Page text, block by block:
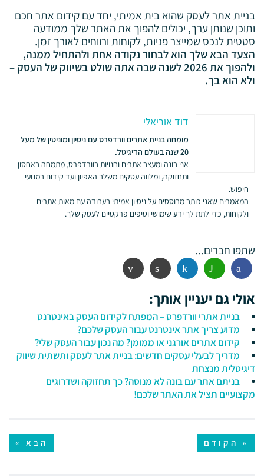
בניית אתר לעסק שהוא בית אמיתי, יחד עם קידום אתר חכם
ותוכן שנותן ערך, יכולים להפוך את האתר שלך ממודעה
סטטית לנכס שמייצר פניות, לקוחות ורווחים לאורך זמן.
הצעד הבא שלך הוא לבחור נקודה אחת ולהתחיל ממנה,
ולהפוך את 2026 לשנה שבה אתה שולט בשיווק של העסק –
ולא הוא בך.
דוד אוריאלי
מומחה בניית אתרים וורדפרס עם ניסיון ומוניטין של מעל
20 שנה בעולם הדיגיטל.
אני בונה ומעצב אתרים וחנויות בוורדפרס, מתמחה באחסון
ותחזוקה, ומלווה עסקים משלב האפיון ועד קידום במנועי
חיפוש.
המאמרים שאני כותב מבוססים על ניסיון אמיתי בעבודה עם מאות אתרים
ולקוחות, כדי לתת לך ידע שימושי וטיפים פרקטיים לעסק שלך.
שתפו חברים...
פייסבוק ווטסאפ לינקדין הדפסה אימייל
אולי גם יעניין אותך:
בניית אתרי וורדפרס – המפתח לקידום העסק באינטרנט
מדוע צריך אתר אינטרנט עבור העסק שלכם?
קידום אתרים אורגני או ממומן? מה נכון עבור העסק שלי?
מדריך לבעלי עסקים חדשים: בניית אתר לעסק ותשתית שיווק
דיגיטלית מנצחת
בניתם אתר עם בונה לא מנוסה? כך תחזוקה ושדרוגים
מקצועיים תציל את האתר שלכם!
« הקודם הבא »